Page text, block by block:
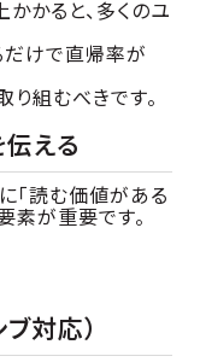
かると、多くのユ
けで直帰率が
組むべきです。
える
「読む価値がある
素が重要です。
対応）